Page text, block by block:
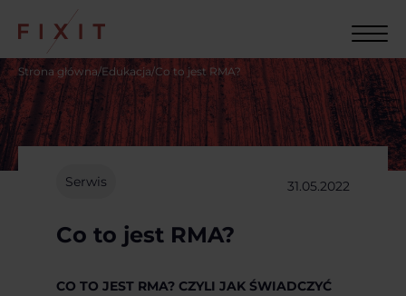
Strona główna/Edukacja/Co to jest RMA?
Serwis 31.05.2022
Co to jest RMA?
CO TO JEST RMA? CZYLI JAK ŚWIADCZYĆ